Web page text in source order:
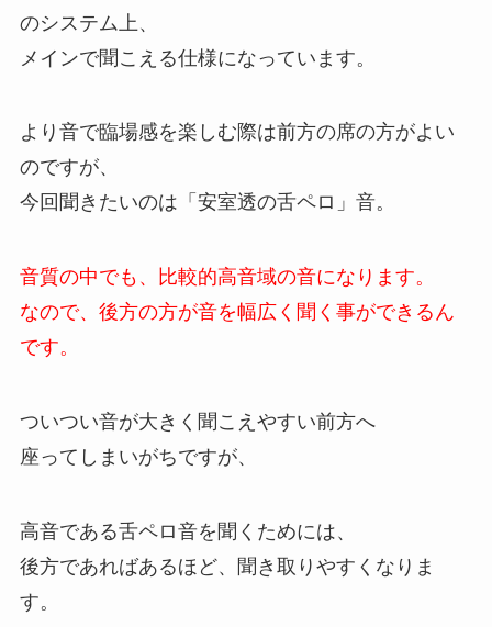
のシステム上、
メインで聞こえる仕様になっています。
より音で臨場感を楽しむ際は前方の席の方がよい
のですが、
今回聞きたいのは「安室透の舌ペロ」音。
音質の中でも、比較的高音域の音になります。
なので、後方の方が音を幅広く聞く事ができるん
です。
ついつい音が大きく聞こえやすい前方へ
座ってしまいがちですが、
高音である舌ペロ音を聞くためには、
後方であればあるほど、聞き取りやすくなりま
す。